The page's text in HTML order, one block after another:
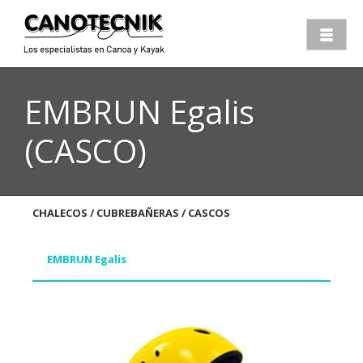
EMBRUN Egalis
(CASCO)
CHALECOS / CUBREBAÑERAS / CASCOS
EMBRUN Egalis